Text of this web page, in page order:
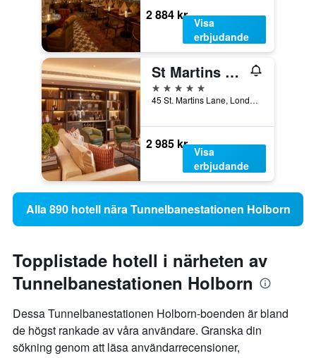
2 884 kr
Visa
erbjudande
St Martins Lane London, a Morgans Originals hotel
5 stjärnor
45 St. Martins Lane, London, Storbritannien
2 985 kr
Visa
erbjudande
Alla 890 hotell nära Tunnelbanestationen Holborn
Topplistade hotell i närheten av
Tunnelbanestationen Holborn
Dessa Tunnelbanestationen Holborn-boenden är bland
de högst rankade av våra användare. Granska din
sökning genom att läsa användarrecensioner,